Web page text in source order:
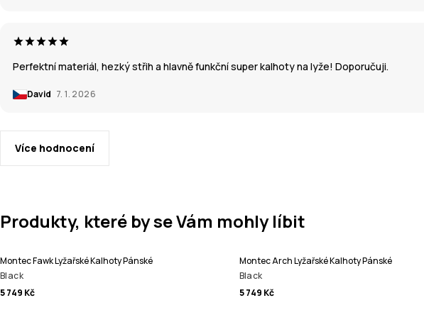
Perfektní materiál, hezký střih a hlavně funkční super kalhoty na lyže! Doporučuji.
David 7. 1. 2026
Více hodnocení
Produkty, které by se Vám mohly líbit
Montec Fawk Lyžařské Kalhoty Pánské
Black
5 749 Kč
Montec Arch Lyžařské Kalhoty Pánské
Black
5 749 Kč